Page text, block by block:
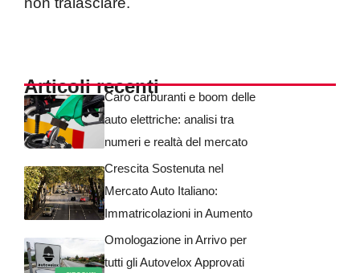
Articoli recentiCaro carburanti e boom delle
auto elettriche: analisi tra
numeri e realtà del mercato
Crescita Sostenuta nel
Mercato Auto Italiano:
Immatricolazioni in Aumento
Omologazione in Arrivo per
tutti gli Autovelox Approvati